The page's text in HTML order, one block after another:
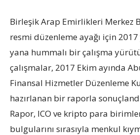
Birleşik Arap Emirlikleri Merkez
resmi düzenleme ayağı için 2017
yana hummalı bir çalışma
çalışmalar, 2017 Ekim ayında
Finansal Hizmetler Düzenleme
hazırlanan bir raporla
Rapor, ICO ve kripto para
bulgularını sırasıyla menkul